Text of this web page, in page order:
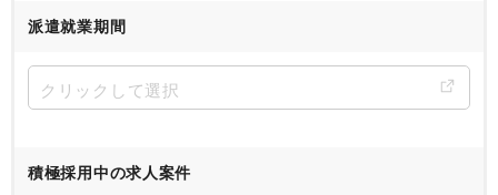
派遣就業期間
積極採用中の求人案件